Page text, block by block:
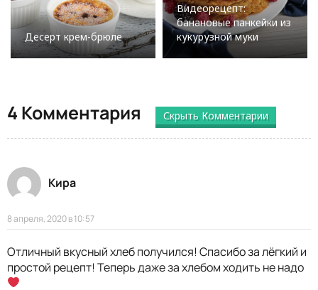
Десерт крем-брюле
Видеорецепт:
банановые панкейки из
кукурузной муки
4 Комментария Скрыть Комментарии
Кира
8 апреля, 2020 в 10:57
Отличный вкусный хлеб получился! Спасибо за лёгкий и
простой рецепт! Теперь даже за хлебом ходить не надо